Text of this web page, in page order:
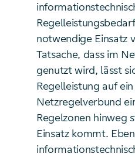
notwendige Einsatz
Tatsache, dass im
genutzt wird, lässt
Regelleistung auf
Netzregelverbund
Regelzonen hinweg
Einsatz kommt.